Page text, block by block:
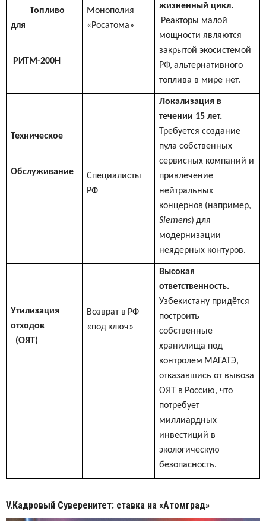
Топливо
для
РИТМ-200Н
Монополия
«Росатома»
жизненный цикл.
Реакторы малой
мощности являются
закрытой экосистемой
РФ, альтернативного
топлива в мире нет.
Техническое
Обслуживание
Специалисты
РФ
Локализация в
течении 15 лет.
Требуется создание
пула собственных
сервисных компаний и
привлечение
нейтральных
концернов (например,
Siemens) для
модернизации
неядерных контуров.
Утилизация
отходов
(ОЯТ)
Возврат в РФ
«под ключ»
Высокая
ответственность.
Узбекистану придётся
построить
собственные
хранилища под
контролем МАГАТЭ,
отказавшись от вывоза
ОЯТ в Россию, что
потребует
миллиардных
инвестиций в
экологическую
безопасность.
V.Кадровый Суверенитет: ставка на «Атомград»